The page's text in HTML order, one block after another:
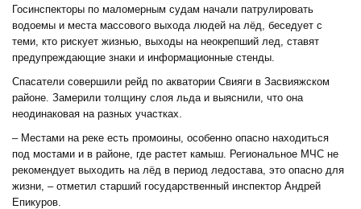
Госинспекторы по маломерным судам начали патрулировать
водоемы и места массового выхода людей на лёд, беседует с
теми, кто рискует жизнью, выходы на неокрепший лед, ставят
предупреждающие знаки и информационные стенды.
Спасатели совершили рейд по акватории Свияги в Засвияжском
районе. Замерили толщину слоя льда и выяснили, что она
неодинаковая на разных участках.
– Местами на реке есть промоины, особенно опасно находиться
под мостами и в районе, где растет камыш. Региональное МЧС не
рекомендует выходить на лёд в период ледостава, это опасно для
жизни, – отметил старший государственный инспектор Андрей
Епикуров.